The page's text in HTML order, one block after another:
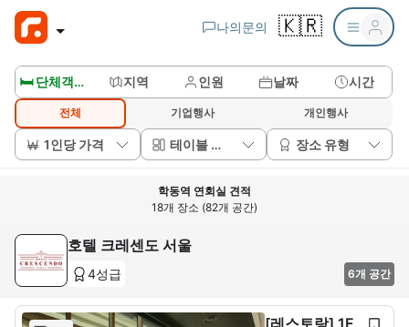
나의문의 🇰🇷
🛏️ 단체객실보기 지역 인원 날짜 시간
전체 기업행사 개인행사
1인당 가격 테이블 배치 장소 유형
학동역 연회실 견적
18개 장소 (82개 공간)
호텔 크레센도 서울
4성급 6개 공간
[레스토랑] 1F